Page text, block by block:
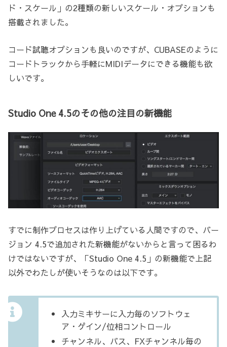
ド・スケール」の2種類の新しいスケール・オプションも
搭載されました。
コード試聴オプションも良いのですが、CUBASEのように
コードトラックから手軽にMIDIデータにできる機能も欲
しいです。
Studio One 4.5のその他の注目の新機能
すでに制作プロセスは作り上げている人間ですので、バー
ジョン 4.5で追加された新機能がないからと言って困るわ
けではないですが、「Studio One 4.5」の新機能で上記
以外でわたしが使いそうなのは以下です。
入力ミキサーに入力毎のソフトウェ
ア・ゲイン/位相コントロール
チャンネル、バス、FXチャンネル毎の